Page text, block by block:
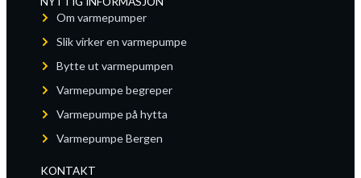
Om varmepumper
Slik virker en varmepumpe
Bytte ut varmepumpen
Varmepumpe begreper
Varmepumpe på hytta
Varmepumpe Bergen
KONTAKT